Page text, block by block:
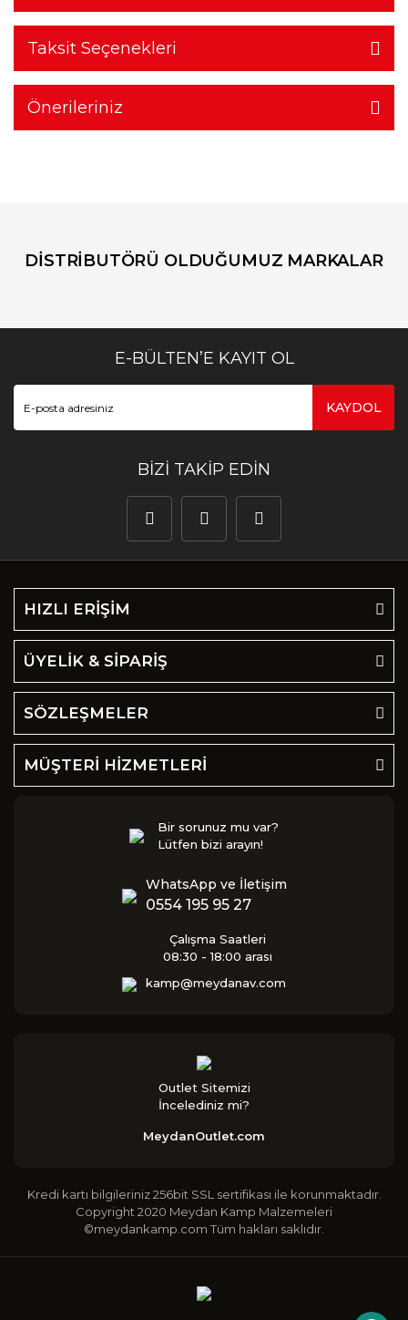
Taksit Seçenekleri
Önerileriniz
DİSTRİBUTÖRÜ OLDUĞUMUZ MARKALAR
E-BÜLTEN’E KAYIT OL
KAYDOL
BİZİ TAKİP EDİN
HIZLI ERİŞİM
ÜYELİK & SİPARİŞ
SÖZLEŞMELER
MÜŞTERİ HİZMETLERİ
Bir sorunuz mu var?
Lütfen bizi arayın!
WhatsApp ve İletişim
0554 195 95 27
Çalışma Saatleri
08:30 - 18:00 arası
kamp@meydanav.com
Outlet Sitemizi
İncelediniz mi?
MeydanOutlet.com
Kredi kartı bilgileriniz 256bit SSL sertifikası ile korunmaktadır.
Copyright 2020 Meydan Kamp Malzemeleri
©meydankamp.com Tüm hakları saklıdır.